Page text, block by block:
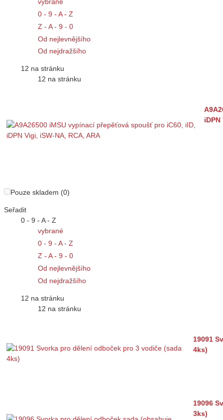
0 - 9 - A - Z
Z - A - 9 - 0
Od nejlevnějšího
Od nejdražšího
12 na stránku
12 na stránku
iDPN
Pouze skladem (0)
Seřadit
0 - 9 - A - Z
vybrané
0 - 9 - A - Z
Z - A - 9 - 0
Od nejlevnějšího
Od nejdražšího
12 na stránku
12 na stránku
19091
4ks)
19096
3ks)